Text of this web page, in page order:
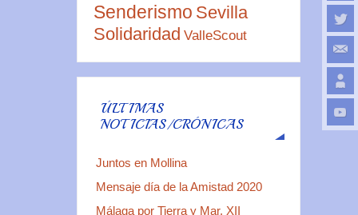
Senderismo Sevilla
Solidaridad ValleScout
ÚLTIMAS
NOTICIAS/CRÓNICAS
Juntos en Mollina
Mensaje día de la Amistad 2020
Málaga por Tierra y Mar. XII